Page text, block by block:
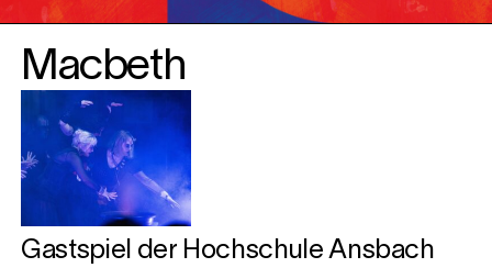
Macbeth
Gastspiel der Hochschule Ansbach